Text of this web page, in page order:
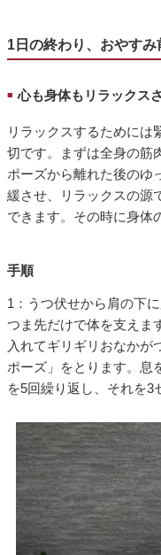
1日の終わり、おやす
■ 心も身体もリラックス
リラックスするためには
切です。まずは全身の筋
ポーズから離れた後のゆ
緩させ、リラックスの源
できます。その時に身体
手順
1：うつ伏せから肩の下
つま先だけで体を支えま
入れてギリギリおなかが
ポーズ」をとります。息
を5回繰り返し、それを3